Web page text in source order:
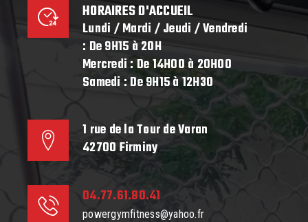
HORAIRES D'ACCUEIL
Lundi / Mardi / Jeudi / Vendredi
: De 9H15 à 20H
Mercredi : De 14H00 à 20H00
Samedi : De 9H15 à 12H30
1 rue de la Tour de Varan
42700 Firminy
04.77.61.80.41
powergymfitness@yahoo.fr